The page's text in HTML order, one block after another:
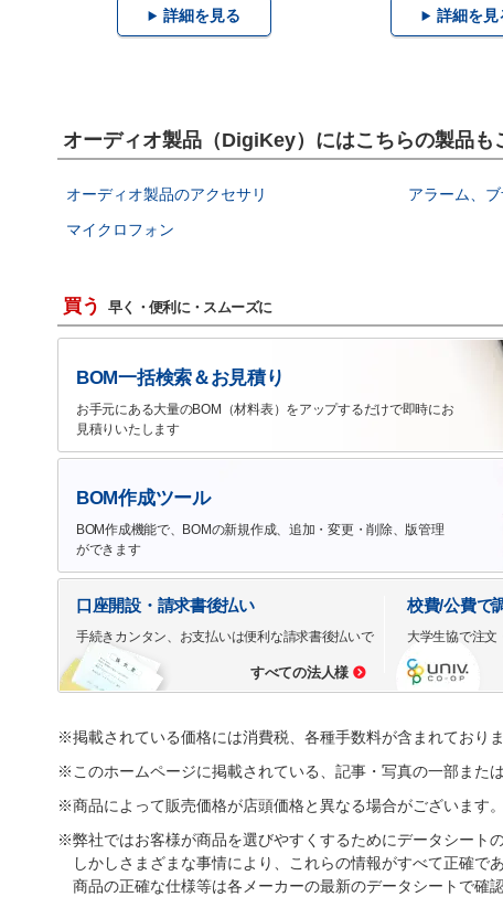
詳細を見る 詳細を見
オーディオ製品（DigiKey）にはこちらの製品も
オーディオ製品のアクセサリ アラーム、
マイクロフォン
買う 早く・便利に・スムーズに
BOM一括検索＆お見積り
お手元にある大量のBOM（材料表）をアップするだけで即時にお
見積りいたします
BOM作成ツール
BOM作成機能で、BOMの新規作成、追加・変更・削除、版管理
ができます
口座開設・請求書後払い
手続きカンタン、お支払いは便利な請求書後払いで
すべての法人様
校費/公費で
大学生協で注文
※掲載されている価格には消費税、各種手数料が含まれており
※このホームページに掲載されている、記事・写真の一部また
※商品によって販売価格が店頭価格と異なる場合がございます。
※弊社ではお客様が商品を選びやすくするためにデータシート
しかしさまざまな事情により、これらの情報がすべて正確で
商品の正確な仕様等は各メーカーの最新のデータシートで確